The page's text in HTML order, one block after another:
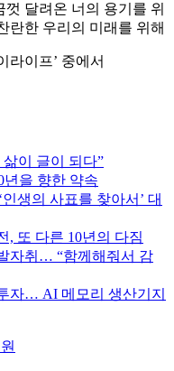
껏 달려온 너의 용기를 위
란한 우리의 미래를 위해
라이프’ 중에서
이 글이 되다”
년을 향한 약속
인생의 사표를 찾아서’ 대
, 또 다른 10년의 다짐
자취… “함께해줘서 감
자… AI 메모리 생산기지